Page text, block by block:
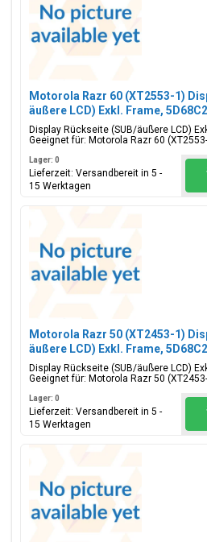
Motorola Razr 60 (XT2553-1)
äußere LCD) Exkl. Frame,
Display Rückseite (SUB/äußere LCD)
Geeignet für: Motorola Razr 60
Lager: 0
Lieferzeit: Versandbereit in 5 -
15 Werktagen
Motorola Razr 50 (XT2453-1)
äußere LCD) Exkl. Frame,
Display Rückseite (SUB/äußere LCD)
Geeignet für: Motorola Razr 50
Lager: 0
Lieferzeit: Versandbereit in 5 -
15 Werktagen